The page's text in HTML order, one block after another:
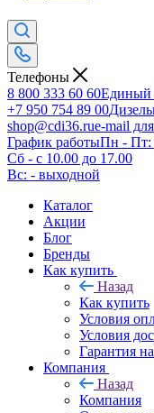
Телефоны
8 800 333 60 60Единый
+7 950 754 89 00
shop@cdi36.rue-mail
График работыПн - Пт:
Сб - с 10.00 до 17.00
Вс: - выходной
Каталог
Акции
Блог
Бренды
Как купить
Назад
Как купить
Условия
Условия
Гарантия
Компания
Назад
Компания